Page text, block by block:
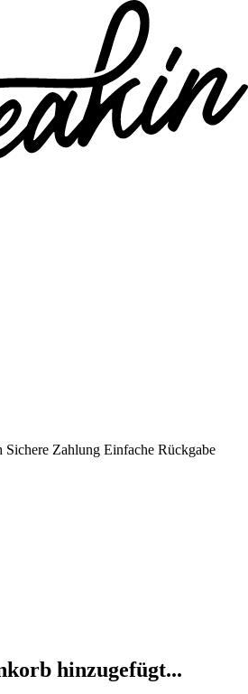
Sichere Zahlung Einfache Rückgabe
hinzugefügt...